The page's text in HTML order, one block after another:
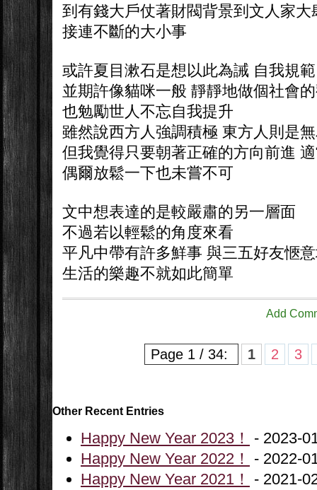
到有錢大戶仗著財閥背景到文人家大
接連不斷的大小事
或許夏目漱石是想以此為誡 自我規範
並期許像貓咪一般 靜靜地做個社會
也勉勵世人不忘自我提升
雖然說西方人強調積極 東方人則是
但我覺得只要朝著正確的方向前進
偶爾放鬆一下也未嘗不可
文中想表達的是較嚴肅的另一層面
不過若以輕鬆的角度來看
平凡中帶有許多鮮事 與三五好友愜
生活的樂趣不就如此簡單
Add
Page 1 / 34: 1 2 3
Other Recent Entries
Happy New Year 2023！
- 2023-
Happy New Year 2022！
- 2022-
Happy New Year 2021！
- 2021-